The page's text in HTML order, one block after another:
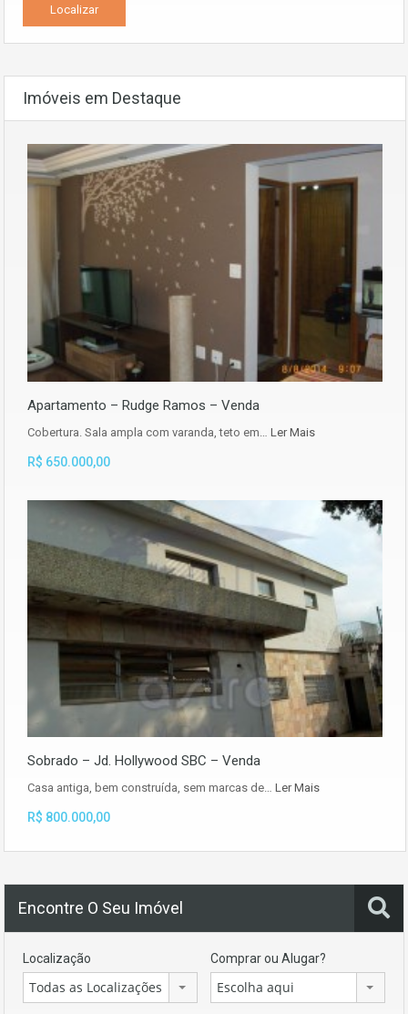
Imóveis em Destaque
Apartamento – Rudge Ramos – Venda
Cobertura. Sala ampla com varanda, teto em… Ler Mais
R$ 650.000,00
Sobrado – Jd. Hollywood SBC – Venda
Casa antiga, bem construída, sem marcas de… Ler Mais
R$ 800.000,00
Encontre O Seu Imóvel
Localização
Todas as Localizações
Comprar ou Alugar?
Escolha aqui